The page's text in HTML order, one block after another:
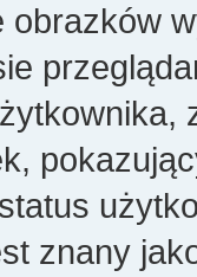
obrazków
znany